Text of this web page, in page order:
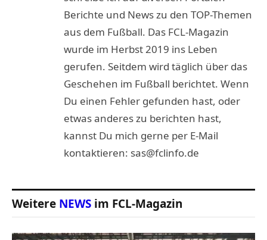
Berichte und News zu den TOP-Themen
aus dem Fußball. Das FCL-Magazin
wurde im Herbst 2019 ins Leben
gerufen. Seitdem wird täglich über das
Geschehen im Fußball berichtet. Wenn
Du einen Fehler gefunden hast, oder
etwas anderes zu berichten hast,
kannst Du mich gerne per E-Mail
kontaktieren: sas@fclinfo.de
Weitere NEWS im FCL-Magazin